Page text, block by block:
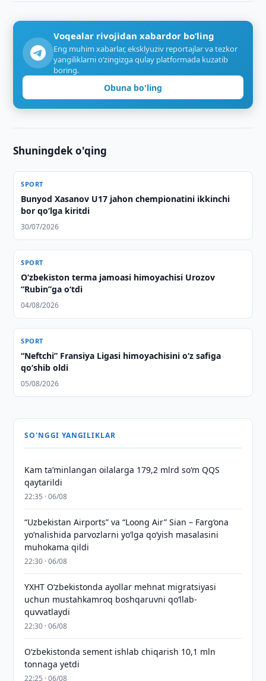
Voqealar rivojidan xabardor bo‘ling
Eng muhim xabarlar, eksklyuziv reportajlar va tezkor
yangiliklarni o‘zingizga qulay platformada kuzatib
boring.
Obuna bo'ling
Shuningdek o'qing
SPORT
Bunyod Xasanov U17 jahon chempionatini ikkinchi
bor qo‘lga kiritdi
30/07/2026
SPORT
O‘zbekiston terma jamoasi himoyachisi Urozov
“Rubin”ga o‘tdi
04/08/2026
SPORT
“Neftchi” Fransiya Ligasi himoyachisini o‘z safiga
qo‘shib oldi
05/08/2026
SO'NGGI YANGILIKLAR
Kam taʼminlangan oilalarga 179,2 mlrd so‘m QQS
qaytarildi
22:35 · 06/08
“Uzbekistan Airports” va “Loong Air” Sian – Farg‘ona
yo‘nalishida parvozlarni yo‘lga qo‘yish masalasini
muhokama qildi
22:30 · 06/08
YXHT O‘zbekistonda ayollar mehnat migratsiyasi
uchun mustahkamroq boshqaruvni qo‘llab-
quvvatlaydi
22:30 · 06/08
O‘zbekistonda sement ishlab chiqarish 10,1 mln
tonnaga yetdi
22:25 · 06/08